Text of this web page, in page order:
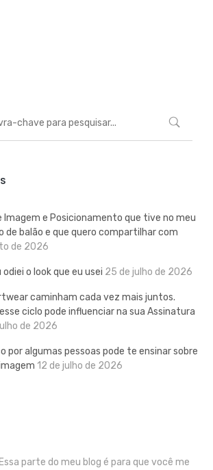
Imagem e Posicionamento que tive no meu
de balão e que quero compartilhar com
de 2026
odiei o look que eu usei 25 de julho de 2026
caminham cada vez mais juntos.
ciclo pode influenciar na sua Assinatura
de 2026
por algumas pessoas pode te ensinar sobre
12 de julho de 2026
parte do meu blog é para que você me